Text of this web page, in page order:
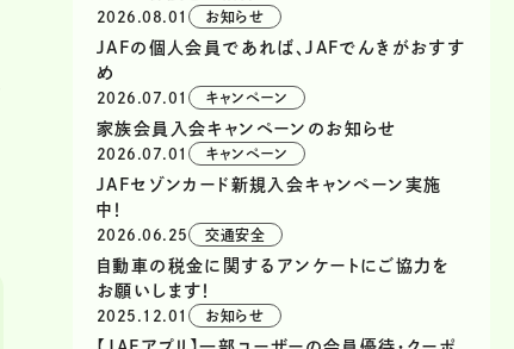
2026.08.01 お知らせ
JAFの個人会員であれば、JAFでんきがおすす
め
2026.07.01 キャンペーン
家族会員入会キャンペーンのお知らせ
2026.07.01 キャンペーン
JAFセゾンカード新規入会キャンペーン実施
中！
2026.06.25 交通安全
自動車の税金に関するアンケートにご協力を
お願いします！
2025.12.01 お知らせ